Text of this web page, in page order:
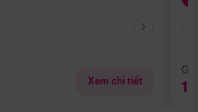
Xem chi tiết